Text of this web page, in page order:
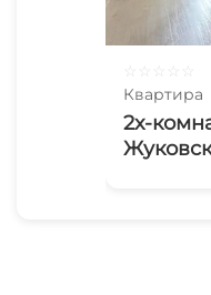
Квартира
2х-